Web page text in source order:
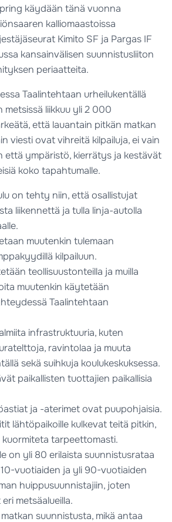
käydään tänä vuonna
kalliomaastoissa
Kimito SF ja Pargas IF
kansainvälisen suunnistusliiton
periaatteita.
Taalintehtaan urheilukentällä
metsissä liikkuu yli 2 000
että lauantain pitkän matkan
viesti ovat vihreitä kilpailuja, ei vain
että ympäristö, kierrätys ja kestävät
koko tapahtumalle.
on tehty niin, että osallistujat
liikennettä ja tulla linja-autolla
muutenkin tulemaan
kilpailuun.
teollisuustonteilla ja muilla
muutenkin käytetään
Taalintehtaan
infrastruktuuria, kuten
ravintolaa ja muuta
sekä suihkuja koulukeskuksessa.
paikallisten tuottajien paikallisia
ja -aterimet ovat puupohjaisia.
lähtöpaikoille kulkevat teitä pitkin,
tarpeettomasti.
on yli 80 erilaista suunnistusrataa
10-vuotiaiden ja yli 90-vuotiaiden
huippusuunnistajiin, joten
metsäalueilla.
suunnistusta, mikä antaa